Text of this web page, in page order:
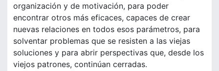
organización y de motivación, para poder
encontrar otros más eficaces, capaces de crear
nuevas relaciones en todos esos parámetros, para
solventar problemas que se resisten a las viejas
soluciones y para abrir perspectivas que, desde los
viejos patrones, continúan cerradas.